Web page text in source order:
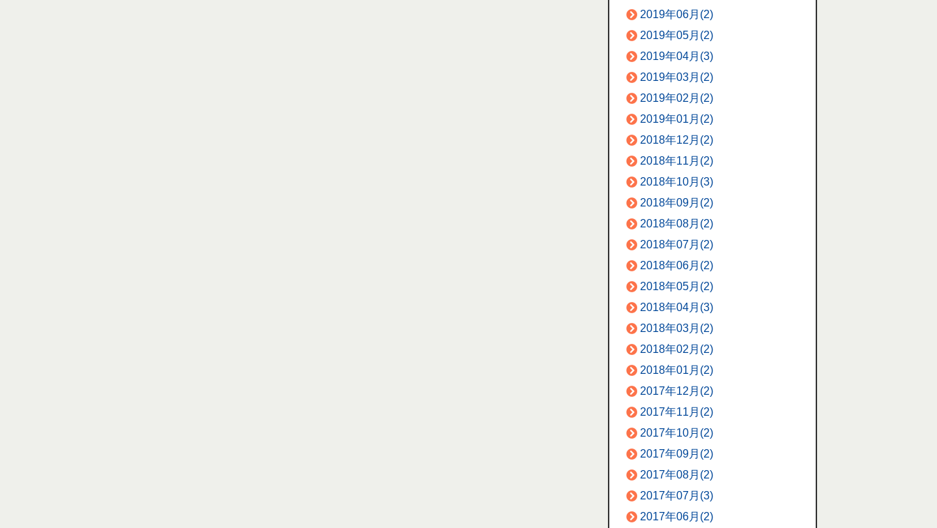
2019年06月(2)
2019年05月(2)
2019年04月(3)
2019年03月(2)
2019年02月(2)
2019年01月(2)
2018年12月(2)
2018年11月(2)
2018年10月(3)
2018年09月(2)
2018年08月(2)
2018年07月(2)
2018年06月(2)
2018年05月(2)
2018年04月(3)
2018年03月(2)
2018年02月(2)
2018年01月(2)
2017年12月(2)
2017年11月(2)
2017年10月(2)
2017年09月(2)
2017年08月(2)
2017年07月(3)
2017年06月(2)